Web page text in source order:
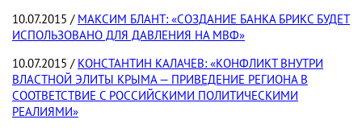
10.07.2015 / МАКСИМ БЛАНТ: «СОЗДАНИЕ БАНКА БРИКС БУДЕТ
ИСПОЛЬЗОВАНО ДЛЯ ДАВЛЕНИЯ НА МВФ»
10.07.2015 / КОНСТАНТИН КАЛАЧЕВ: «КОНФЛИКТ ВНУТРИ
ВЛАСТНОЙ ЭЛИТЫ КРЫМА — ПРИВЕДЕНИЕ РЕГИОНА В
СООТВЕТСТВИЕ С РОССИЙСКИМИ ПОЛИТИЧЕСКИМИ
РЕАЛИЯМИ»